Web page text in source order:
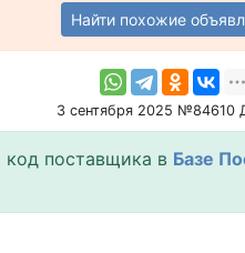
Найти похожие
3 сентября 2025 №84610
код поставщика в Базе